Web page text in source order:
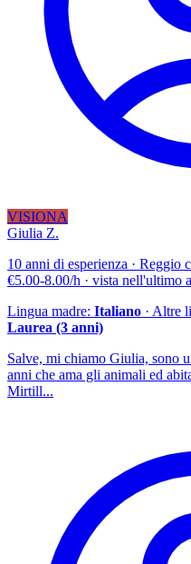
VISIONA
Giulia Z.
10 anni di esperienza · Reggio
€5.00-8.00/h · vista nell'ultimo
Lingua madre: Italiano · Altre
Laurea (3 anni)
Salve, mi chiamo Giulia, sono
anni che ama gli animali ed
Mirtill...